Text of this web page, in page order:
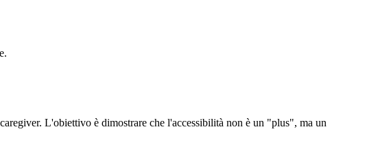
L'obiettivo è dimostrare che l'accessibilità non è un "plus", ma un